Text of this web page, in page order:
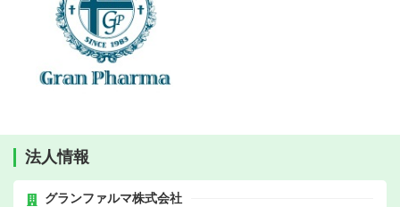
法人情報
グランファルマ株式会社